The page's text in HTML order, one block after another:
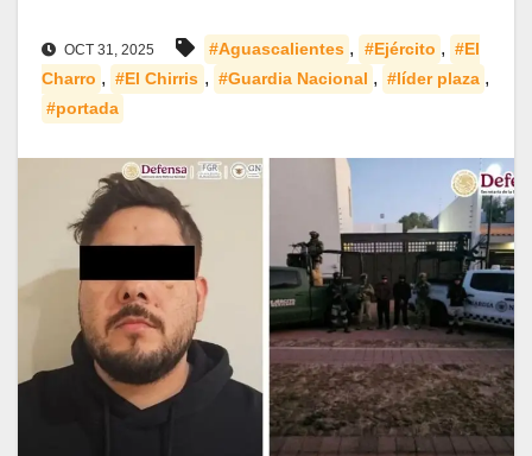
OCT 31, 2025 #Aguascalientes , #Ejército , #El
Charro , #El Chirris , #Guardia Nacional , #líder plaza ,
#portada